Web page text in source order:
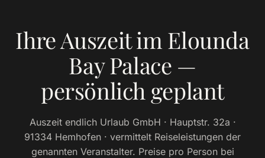
Ihre Auszeit im Elounda
Bay Palace —
persönlich geplant
Auszeit endlich Urlaub GmbH · Hauptstr. 32a ·
91334 Hemhofen · vermittelt Reiseleistungen der
genannten Veranstalter. Preise pro Person bei